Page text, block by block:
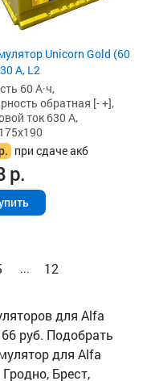
Unicorn Gold (60
А, L2
60 А·ч,
обратная [- +],
ток 630 А,
при сдаче акб
р.
... 12
для Alfa
руб. Подобрать
для Alfa
Брест,